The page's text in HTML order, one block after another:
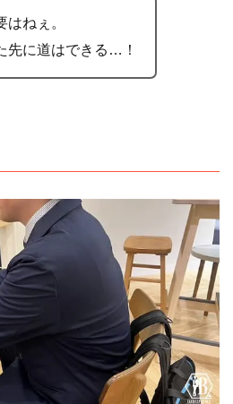
はねぇ。
先に道はできる…！